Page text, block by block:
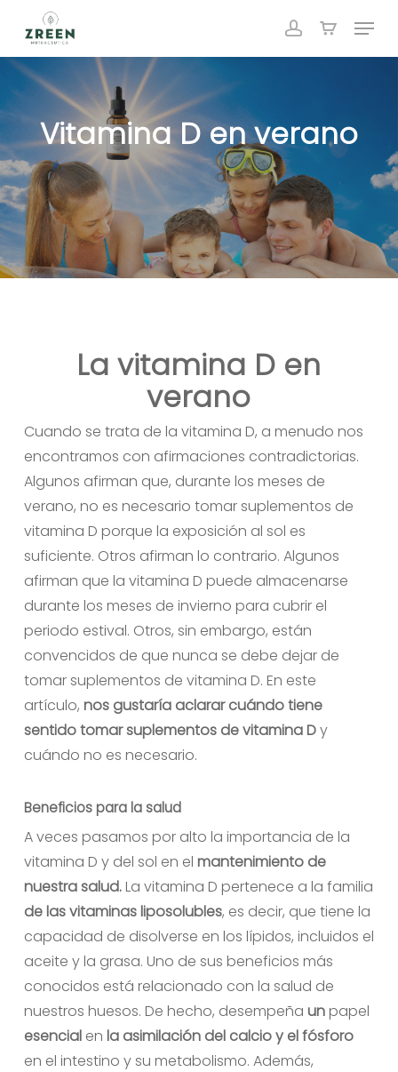
main
content
account
Menu
Close
Cart
Vitamina D en verano
La vitamina D en
verano
Cuando se trata de la vitamina D, a menudo nos
encontramos con afirmaciones contradictorias.
Algunos afirman que, durante los meses de
verano, no es necesario tomar suplementos de
vitamina D porque la exposición al sol es
suficiente. Otros afirman lo contrario. Algunos
afirman que la vitamina D puede almacenarse
durante los meses de invierno para cubrir el
periodo estival. Otros, sin embargo, están
convencidos de que nunca se debe dejar de
tomar suplementos de vitamina D. En este
artículo, nos gustaría aclarar cuándo tiene
sentido tomar suplementos devitamina Dy
cuándo no es necesario.
Beneficios para la salud
A veces pasamos por alto la importancia de la
vitamina D y del sol en el mantenimiento de
nuestra salud.La vitamina D pertenece a la familia
de las vitaminas liposolubles, es decir, que tiene la
capacidad de disolverse en los lípidos, incluidos el
aceite y la grasa. Uno de sus beneficios más
conocidos está relacionado con la salud de
nuestros huesos. De hecho, desempeña unpapel
esencialen la asimilación del calcioy elfósforo
en el intestino y su metabolismo. Además,